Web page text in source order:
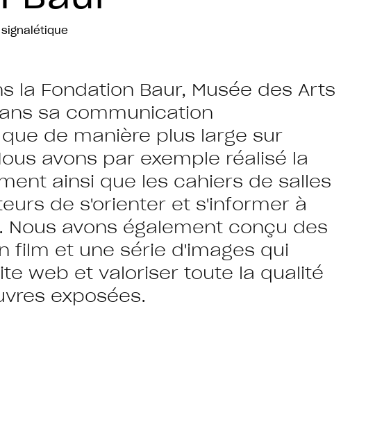
la Fondation Baur, Musée des Arts
sa communication
de manière plus large sur
avons par exemple réalisé la
ainsi que les cahiers de salles
de s'orienter et s'informer à
Nous avons également conçu des
film et une série d'images qui
web et valoriser toute la qualité
exposées.